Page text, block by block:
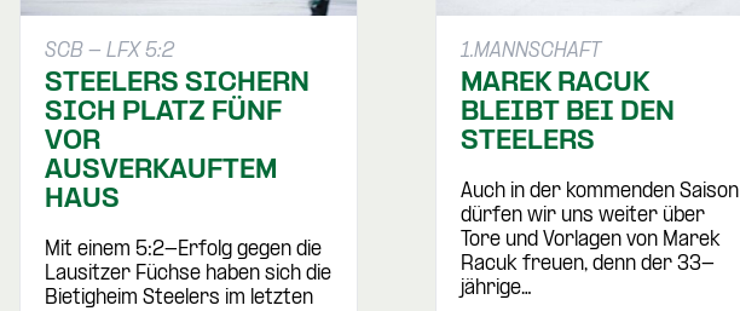
SCB - LFX 5:2
STEELERS SICHERN
SICH PLATZ FÜNF
VOR
AUSVERKAUFTEM
HAUS
Mit einem 5:2-Erfolg gegen die
Lausitzer Füchse haben sich die
Bietigheim Steelers im letzten
1.MANNSCHAFT
MAREK RACUK
BLEIBT BEI DEN
STEELERS
Auch in der kommenden Saison
dürfen wir uns weiter über
Tore und Vorlagen von Marek
Racuk freuen, denn der 33-
jährige…